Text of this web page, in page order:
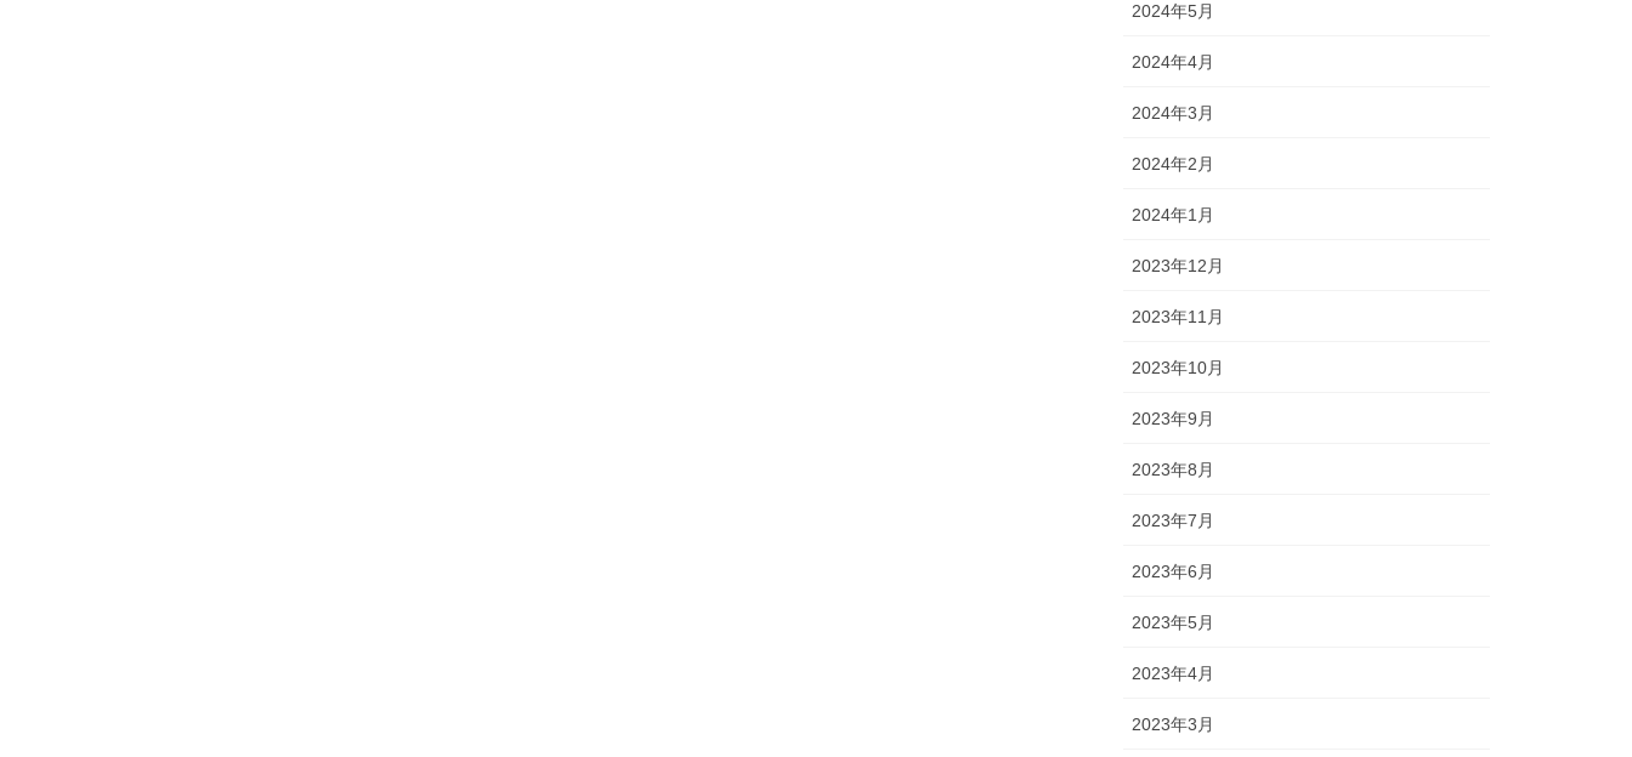
2024年5月
2024年4月
2024年3月
2024年2月
2024年1月
2023年12月
2023年11月
2023年10月
2023年9月
2023年8月
2023年7月
2023年6月
2023年5月
2023年4月
2023年3月